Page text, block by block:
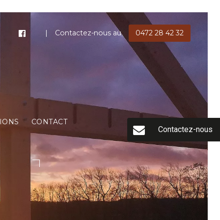
CONTACT
Contactez-nous au 0472 28 42 32
Contactez-nous